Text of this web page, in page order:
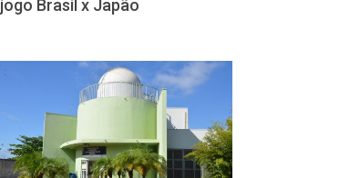
jogo Brasil x Japão